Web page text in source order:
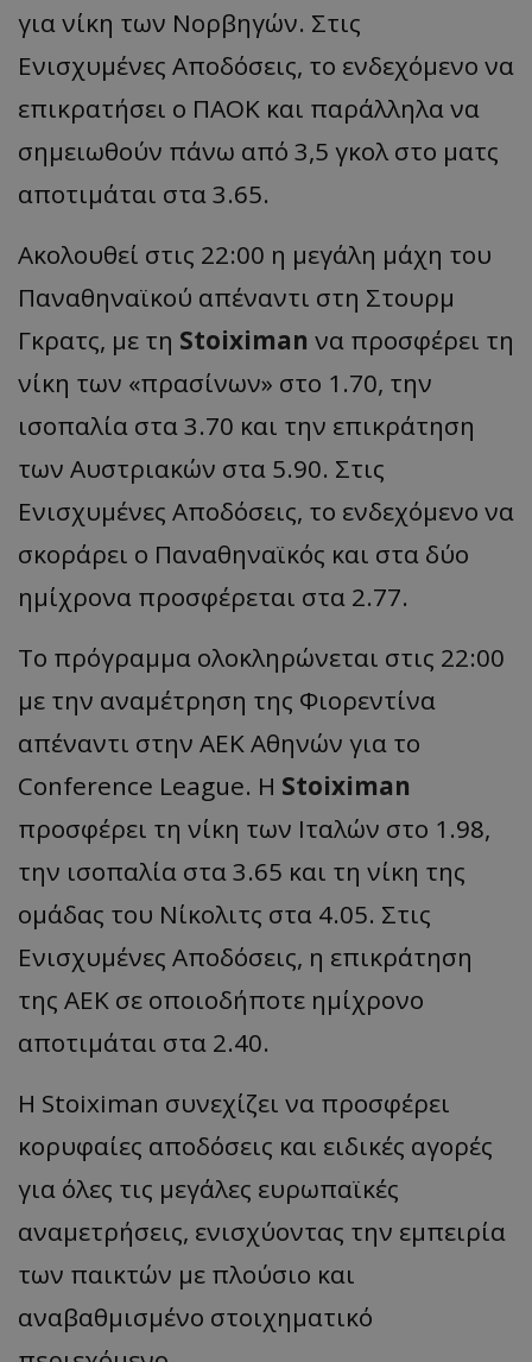
για νίκη των Νορβηγών. Στις
Ενισχυμένες Αποδόσεις, το ενδεχόμενο να
επικρατήσει ο ΠΑΟΚ και παράλληλα να
σημειωθούν πάνω από 3,5 γκολ στο ματς
αποτιμάται στα 3.65.
Ακολουθεί στις 22:00 η μεγάλη μάχη του
Παναθηναϊκού απέναντι στη Στουρμ
Γκρατς, με τη Stoiximan να προσφέρει τη
νίκη των «πρασίνων» στο 1.70, την
ισοπαλία στα 3.70 και την επικράτηση
των Αυστριακών στα 5.90. Στις
Ενισχυμένες Αποδόσεις, το ενδεχόμενο να
σκοράρει ο Παναθηναϊκός και στα δύο
ημίχρονα προσφέρεται στα 2.77.
Το πρόγραμμα ολοκληρώνεται στις 22:00
με την αναμέτρηση της Φιορεντίνα
απέναντι στην ΑΕΚ Αθηνών για το
Conference League. Η Stoiximan
προσφέρει τη νίκη των Ιταλών στο 1.98,
την ισοπαλία στα 3.65 και τη νίκη της
ομάδας του Νίκολιτς στα 4.05. Στις
Ενισχυμένες Αποδόσεις, η επικράτηση
της ΑΕΚ σε οποιοδήποτε ημίχρονο
αποτιμάται στα 2.40.
Η Stoiximan συνεχίζει να προσφέρει
κορυφαίες αποδόσεις και ειδικές αγορές
για όλες τις μεγάλες ευρωπαϊκές
αναμετρήσεις, ενισχύοντας την εμπειρία
των παικτών με πλούσιο και
αναβαθμισμένο στοιχηματικό